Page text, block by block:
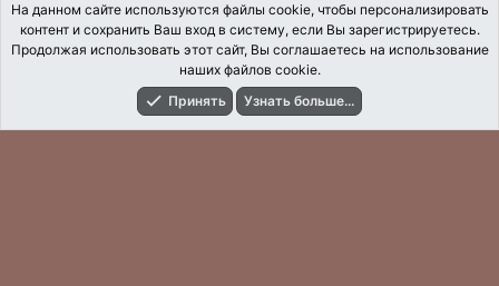
На данном сайте используются файлы cookie, чтобы персонализировать
контент и сохранить Ваш вход в систему, если Вы зарегистрируетесь.
Продолжая использовать этот сайт, Вы соглашаетесь на использование
наших файлов cookie.
Принять
Узнать больше...